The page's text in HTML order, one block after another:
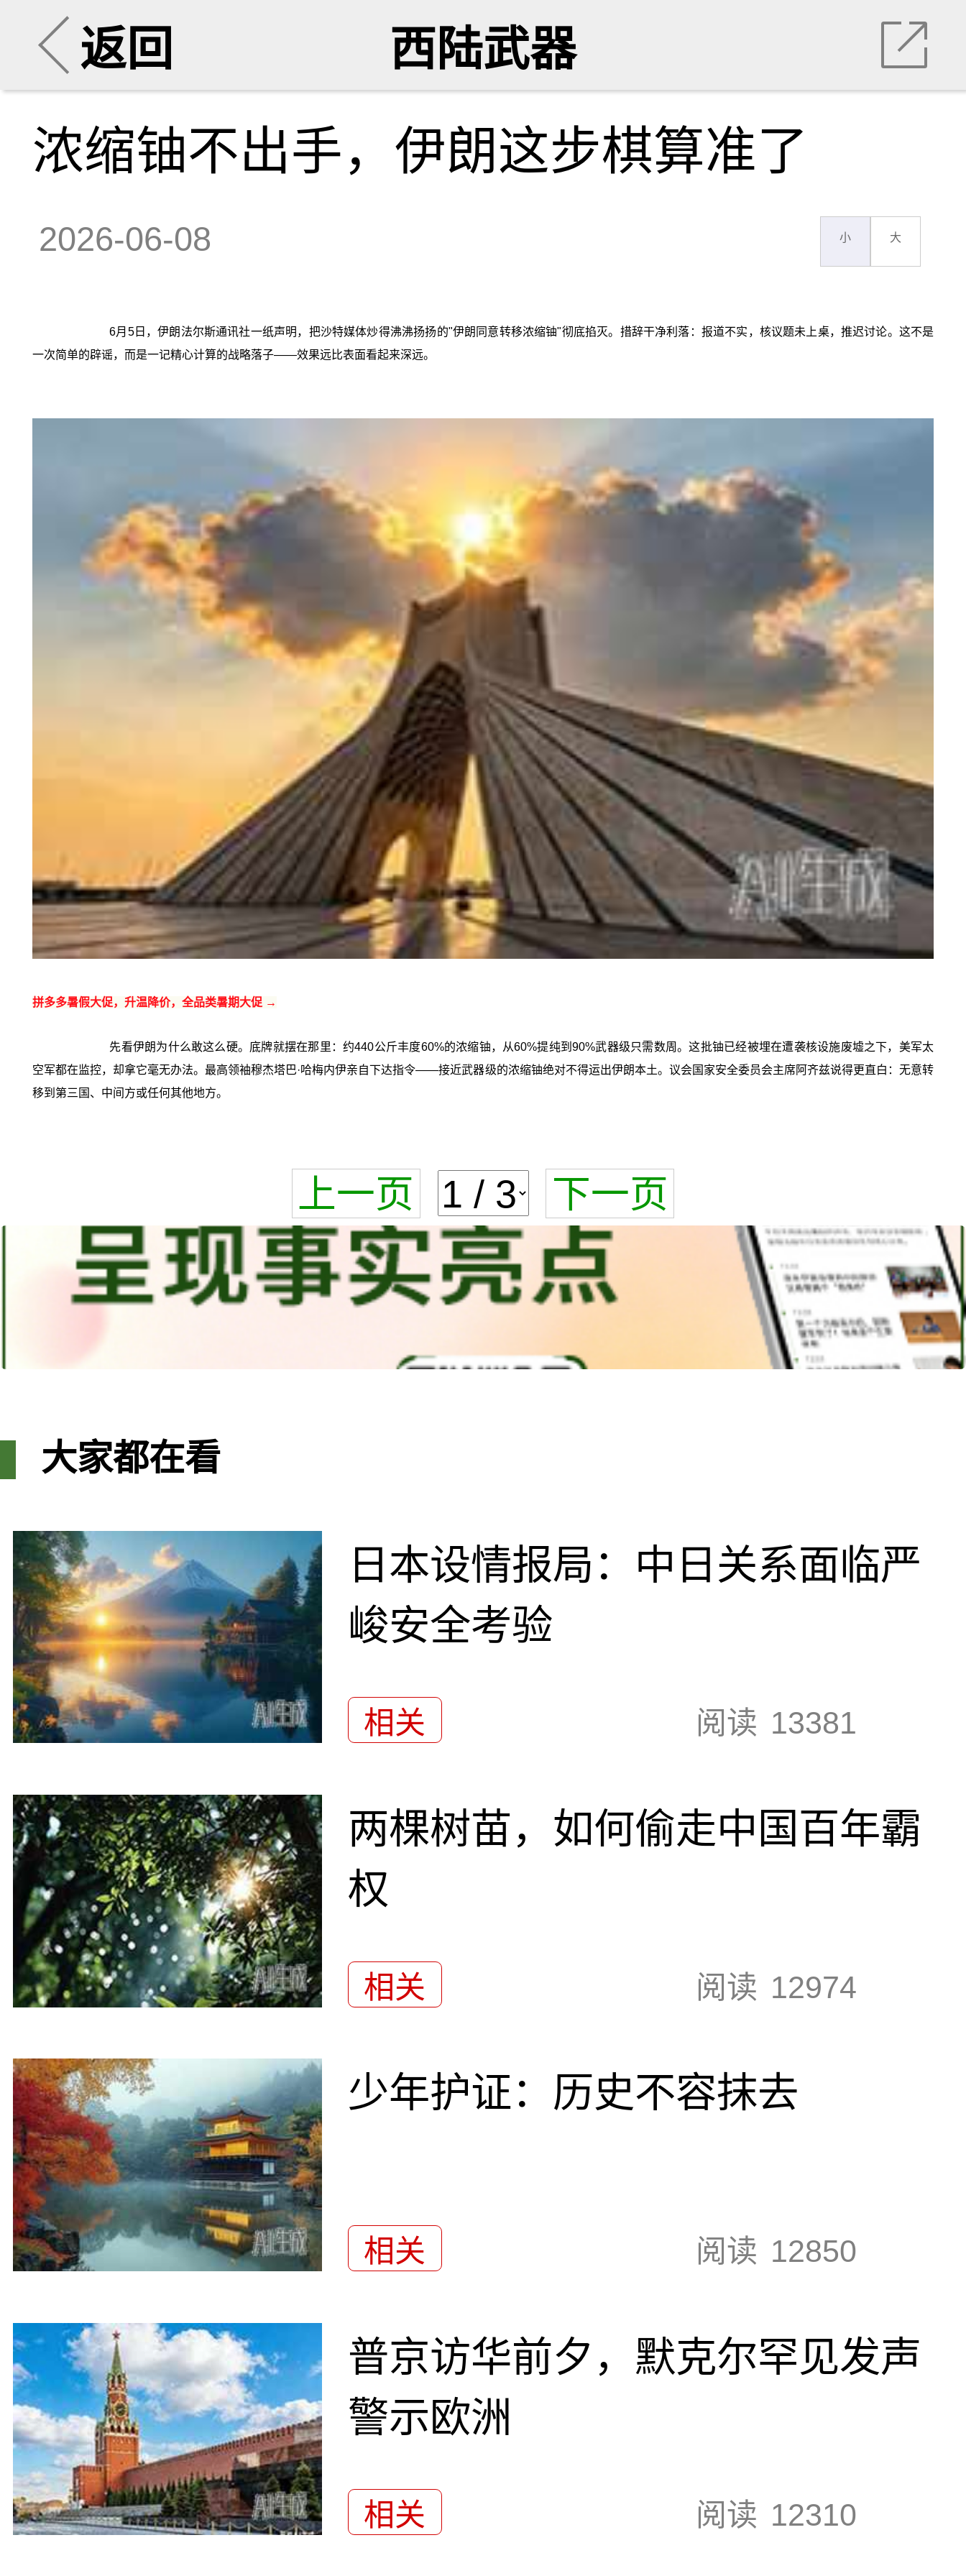
返回 西陆武器
浓缩铀不出手，伊朗这步棋算准了
2026-06-08 小 大
6月5日，伊朗法尔斯通讯社一纸声明，把沙特媒体炒得沸沸扬扬的"伊朗同意转移浓缩铀"彻底掐灭。措辞干净利落：报道不实，核议题未上桌，推迟讨论。这不是
一次简单的辟谣，而是一记精心计算的战略落子——效果远比表面看起来深远。
拼多多暑假大促，升温降价，全品类暑期大促 →
先看伊朗为什么敢这么硬。底牌就摆在那里：约440公斤丰度60%的浓缩铀，从60%提纯到90%武器级只需数周。这批铀已经被埋在遭袭核设施废墟之下，美军太
空军都在监控，却拿它毫无办法。最高领袖穆杰塔巴·哈梅内伊亲自下达指令——接近武器级的浓缩铀绝对不得运出伊朗本土。议会国家安全委员会主席阿齐兹说得更直白：无意转
移到第三国、中间方或任何其他地方。
上一页 下一页
大家都在看
日本设情报局：中日关系面临严
峻安全考验
相关 阅读 13381
两棵树苗，如何偷走中国百年霸
权
相关 阅读 12974
少年护证：历史不容抹去
相关 阅读 12850
普京访华前夕，默克尔罕见发声
警示欧洲
相关 阅读 12310